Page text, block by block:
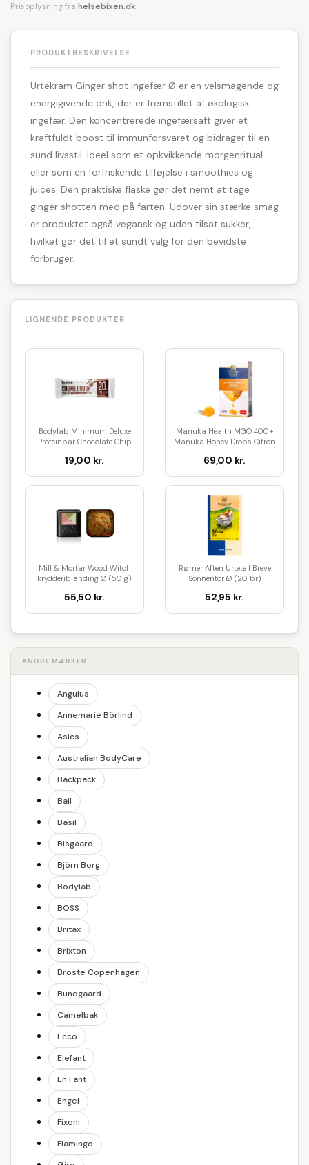
Prisoplysning fra helsebixen.dk
PRODUKTBESKRIVELSE
Urtekram Ginger shot ingefær Ø er en velsmagende og
energigivende drik, der er fremstillet af økologisk
ingefær. Den koncentrerede ingefærsaft giver et
kraftfuldt boost til immunforsvaret og bidrager til en
sund livsstil. Ideel som et opkvikkende morgenritual
eller som en forfriskende tilføjelse i smoothies og
juices. Den praktiske flaske gør det nemt at tage
ginger shotten med på farten. Udover sin stærke smag
er produktet også vegansk og uden tilsat sukker,
hvilket gør det til et sundt valg for den bevidste
forbruger.
LIGNENDE PRODUKTER
Bodylab Minimum Deluxe
Proteinbar Chocolate Chip
19,00 kr.
Manuka Health MGO 400+
Manuka Honey Drops Citron
69,00 kr.
Mill & Mortar Wood Witch
krydderiblanding Ø (50 g)
55,50 kr.
Rømer Aften Urtete I Breve
Sonnentor Ø (20 br)
52,95 kr.
ANDRE MÆRKER
Angulus
Annemarie Börlind
Asics
Australian BodyCare
Backpack
Ball
Basil
Bisgaard
Björn Borg
Bodylab
BOSS
Britax
Brixton
Broste Copenhagen
Bundgaard
Camelbak
Ecco
Elefant
En Fant
Engel
Fixoni
Flamingo